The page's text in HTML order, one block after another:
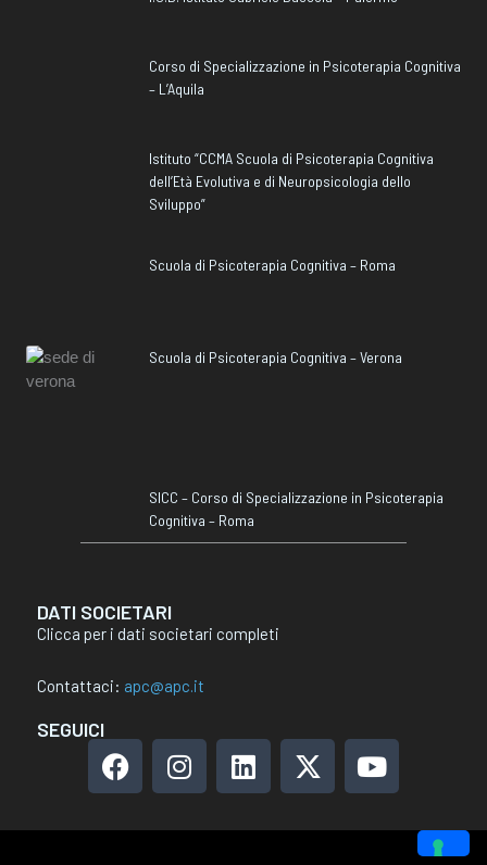
Corso di Specializzazione in Psicoterapia Cognitiva
– L’Aquila
Istituto “CCMA Scuola di Psicoterapia Cognitiva
dell’Età Evolutiva e di Neuropsicologia dello
Sviluppo”
Scuola di Psicoterapia Cognitiva – Roma
Scuola di Psicoterapia Cognitiva – Verona
SICC – Corso di Specializzazione in Psicoterapia
Cognitiva – Roma
DATI SOCIETARI
Clicca per i dati societari completi
Contattaci: apc@apc.it
SEGUICI
F
a
e
I
n
t
L
i
k
X
-
w
Y
o
t